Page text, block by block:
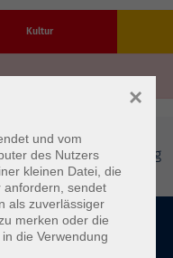
Kultur
AGB/Widerrufsbelehrung
und vom
des Nutzers
kleinen Datei, die
anfordern, sendet
als zuverlässiger
merken oder die
die Verwendung
×